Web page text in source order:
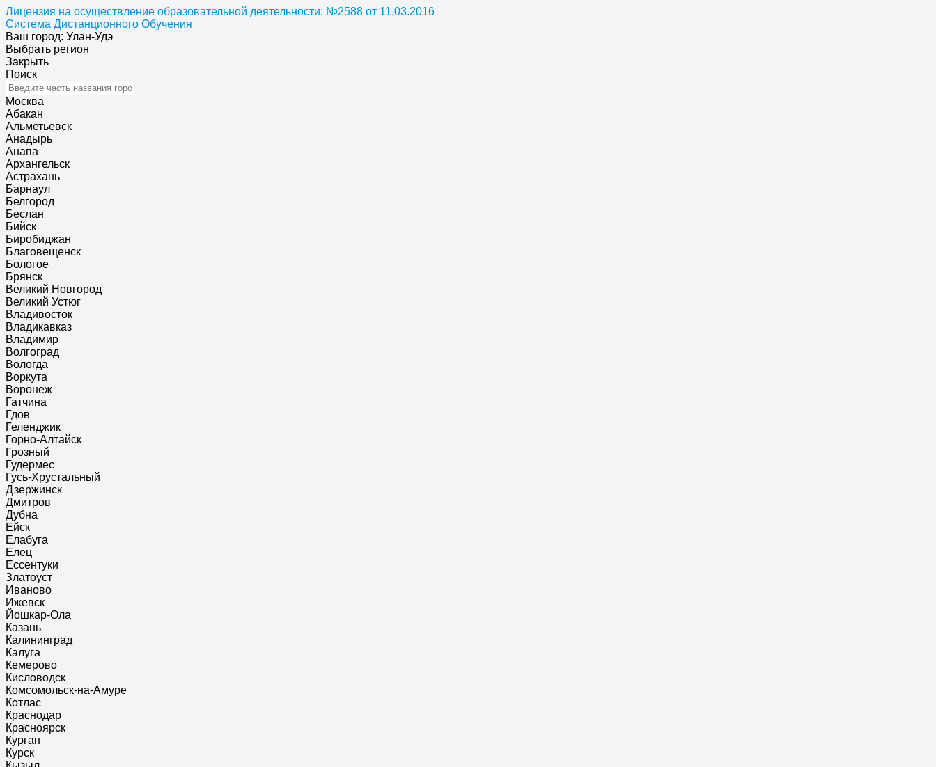
Лицензия на осуществление образовательной деятельности: №2588 от 11.03.2016
Система Дистанционного Обучения
Ваш город: Улан-Удэ
Выбрать регион
Закрыть
Поиск
Москва
Абакан
Альметьевск
Анадырь
Анапа
Архангельск
Астрахань
Барнаул
Белгород
Беслан
Бийск
Биробиджан
Благовещенск
Бологое
Брянск
Великий Новгород
Великий Устюг
Владивосток
Владикавказ
Владимир
Волгоград
Вологда
Воркута
Воронеж
Гатчина
Гдов
Геленджик
Горно-Алтайск
Грозный
Гудермес
Гусь-Хрустальный
Дзержинск
Дмитров
Дубна
Ейск
Елабуга
Елец
Ессентуки
Златоуст
Иваново
Ижевск
Йошкар-Ола
Казань
Калининград
Калуга
Кемерово
Кисловодск
Комсомольск-на-Амуре
Котлас
Краснодар
Красноярск
Курган
Курск